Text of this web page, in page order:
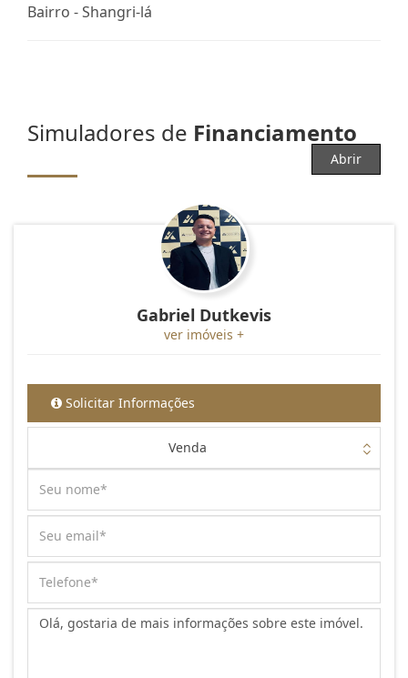
Bairro -Shangri-lá
Simuladores de Financiamento
Abrir
Gabriel Dutkevis
ver imóveis +
Solicitar Informações
Venda
Mensagem: